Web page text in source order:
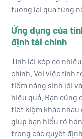
tương lai qua từng
Ứng dụng của
định tài chính
Tính lãi kép có
chính. Với việc tính
tiềm năng sinh lời
hiệu quả. Bạn cũng
tiết kiệm khác nhau
giúp bạn hiểu rõ
trong các quyết